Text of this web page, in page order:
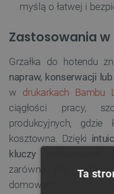
myślą o łatwej i
Zastosowania
Grzałka do hotendu
napraw, konserwacji
w drukarkach Bambu
ciągłości pracy,
produkcyjnych,
kosztowna. Dzięki
kluczy imbusowych
,
zarówno dla
domowych.
Ta